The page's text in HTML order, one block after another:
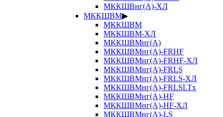
МККШВнг(А)-ХЛ
МККШВМ▶
МККШВМ
МККШВМ-ХЛ
МККШВМнг(А)
МККШВМнг(А)-FRHF
МККШВМнг(А)-FRHF-ХЛ
МККШВМнг(А)-FRLS
МККШВМнг(А)-FRLS-ХЛ
МККШВМнг(А)-FRLSLTx
МККШВМнг(А)-HF
МККШВМнг(А)-HF-ХЛ
МККШВМнг(А)-LS